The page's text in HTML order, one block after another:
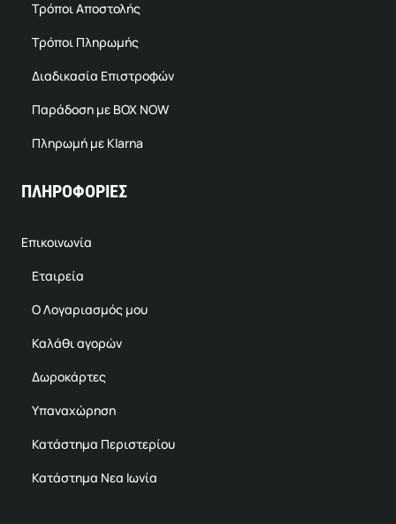
Τρόποι Αποστολής
Τρόποι Πληρωμής
Διαδικασία Επιστροφών
Παράδοση με BOX NOW
Πληρωμή με Klarna
ΠΛΗΡΟΦΟΡΙΕΣ
Επικοινωνία
Εταιρεία
Ο Λογαριασμός μου
Καλάθι αγορών
Δωροκάρτες
Υπαναχώρηση
Κατάστημα Περιστερίου
Κατάστημα Νεα Ιωνία